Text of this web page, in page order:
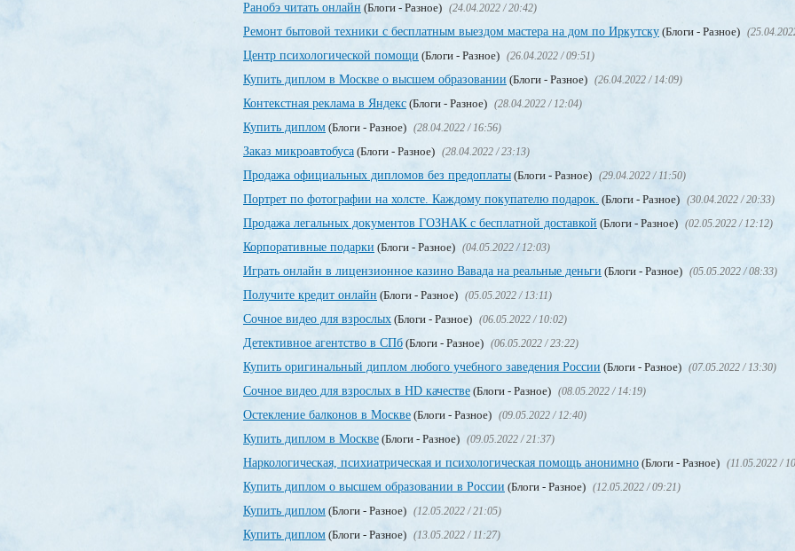
Ранобэ читать онлайн (Блоги - Разное) (24.04.2022 / 20:42)
Ремонт бытовой техники с бесплатным выездом мастера на дом по Иркутску (Блоги - Разное)
Центр психологической помощи (Блоги - Разное) (26.04.2022 / 09:51)
Купить диплом в Москве о высшем образовании (Блоги - Разное) (26.04.2022 / 14:09)
Контекстная реклама в Яндекс (Блоги - Разное) (28.04.2022 / 12:04)
Купить диплом (Блоги - Разное) (28.04.2022 / 16:56)
Заказ микроавтобуса (Блоги - Разное) (28.04.2022 / 23:13)
Продажа официальных дипломов без предоплаты (Блоги - Разное) (29.04.2022 / 11:50)
Портрет по фотографии на холсте. Каждому покупателю подарок. (Блоги - Разное) (30.04.2022 / 20:33)
Продажа легальных документов ГОЗНАК с бесплатной доставкой (Блоги - Разное) (02.05.2022 / 12:12)
Корпоративные подарки (Блоги - Разное) (04.05.2022 / 12:03)
Играть онлайн в лицензионное казино Вавада на реальные деньги (Блоги - Разное) (05.05.2022 / 08:33)
Получите кредит онлайн (Блоги - Разное) (05.05.2022 / 13:11)
Сочное видео для взрослых (Блоги - Разное) (06.05.2022 / 10:02)
Детективное агентство в СПб (Блоги - Разное) (06.05.2022 / 23:22)
Купить оригинальный диплом любого учебного заведения России (Блоги - Разное) (07.05.2022 / 13:30)
Сочное видео для взрослых в HD качестве (Блоги - Разное) (08.05.2022 / 14:19)
Остекление балконов в Москве (Блоги - Разное) (09.05.2022 / 12:40)
Купить диплом в Москве (Блоги - Разное) (09.05.2022 / 21:37)
Наркологическая, психиатрическая и психологическая помощь анонимно (Блоги - Разное) (11.05.2022 /
Купить диплом о высшем образовании в России (Блоги - Разное) (12.05.2022 / 09:21)
Купить диплом (Блоги - Разное) (12.05.2022 / 21:05)
Купить диплом (Блоги - Разное) (13.05.2022 / 11:27)